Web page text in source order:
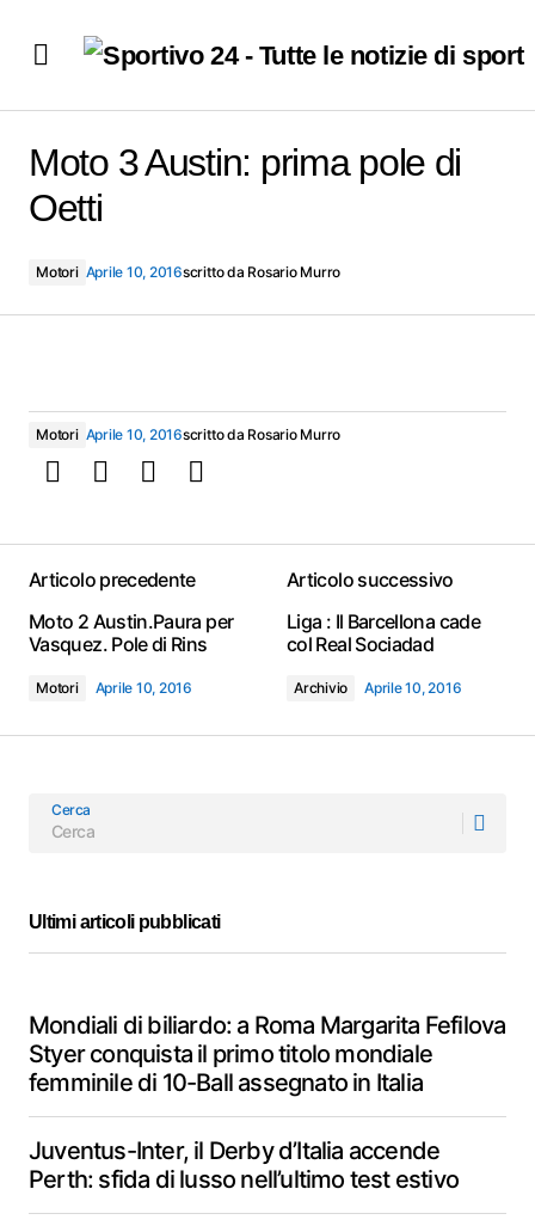
Moto 3 Austin: prima pole di
Oetti
Motori Aprile 10, 2016scritto da Rosario Murro
Motori Aprile 10, 2016scritto da Rosario Murro
Articolo precedente
Moto 2 Austin.Paura per
Vasquez. Pole di Rins
Motori Aprile 10, 2016
Articolo successivo
Liga : Il Barcellona cade
col Real Sociadad
Archivio Aprile 10, 2016
Cerca
Ultimi articoli pubblicati
Mondiali di biliardo: a Roma Margarita Fefilova
Styer conquista il primo titolo mondiale
femminile di 10-Ball assegnato in Italia
Juventus-Inter, il Derby d’Italia accende
Perth: sfida di lusso nell’ultimo test estivo